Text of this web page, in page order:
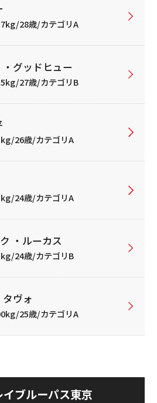
28歳/カテゴリA
グッドヒュー
27歳/カテゴリB
26歳/カテゴリA
24歳/カテゴリA
・ルーカス
24歳/カテゴリB
ヴォ
25歳/カテゴリA
ブルーパス東京